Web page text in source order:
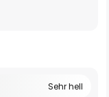
Sehr hell